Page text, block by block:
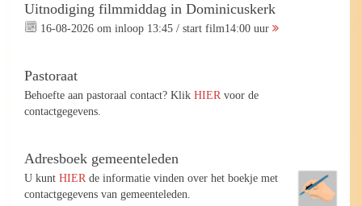
Uitnodiging filmmiddag in Dominicuskerk
16-08-2026 om inloop 13:45 / start film14:00 uur
Pastoraat
Behoefte aan pastoraal contact? Klik HIER voor de
contactgegevens.
Adresboek gemeenteleden
U kunt HIER de informatie vinden over het boekje met
contactgegevens van gemeenteleden.